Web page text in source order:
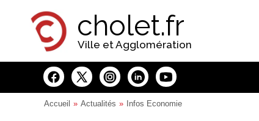
cholet.fr
Ville et Agglomération
Accueil Actualités Infos Economie